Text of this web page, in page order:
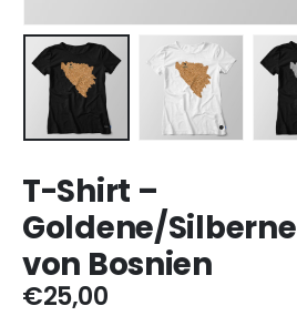
T-Shirt –
Goldene/
von Bosnien
€25,00